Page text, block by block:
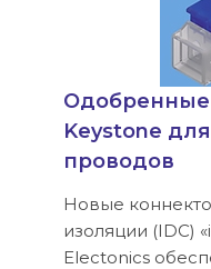
Одобренные
Keystone
проводов
Новые
изоляции (IDC)
Electonics